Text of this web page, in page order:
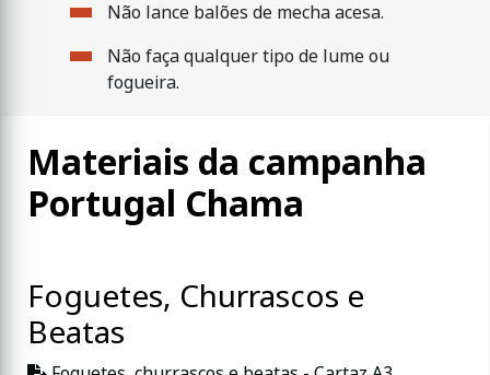
Não lance balões de mecha acesa.
Não faça qualquer tipo de lume ou
fogueira.
Materiais da campanha
Portugal Chama
Foguetes, Churrascos e
Beatas